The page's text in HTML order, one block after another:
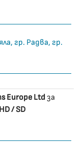
гр. Радва, гр.
Europe Ltdза
/ SD